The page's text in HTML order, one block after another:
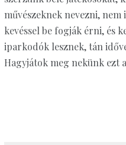
művészeknek nevezni,
kevéssel be fogják érni, és
iparkodók lesznek, tán
Hagyjátok meg nekünk ezt